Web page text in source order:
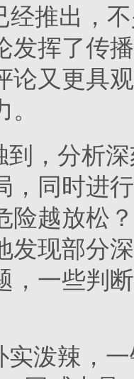
经推出，
发挥了传
论又更具
，分析
，同时进
险越放松
发现部分
，一些判
实泼辣，